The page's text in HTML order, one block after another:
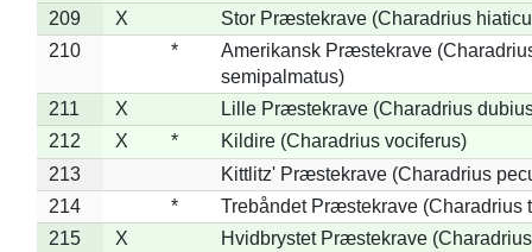
209
X
Stor Præstekrave (Charadrius
210
*
Amerikansk Præstekrave
semipalmatus)
211
X
Lille Præstekrave (Charadrius
212
X *
Kildire (Charadrius vociferus)
213
Kittlitz' Præstekrave (Charadrius
214
*
Trebåndet Præstekrave (Charadrius
215
X
Hvidbrystet Præstekrave (Charadrius